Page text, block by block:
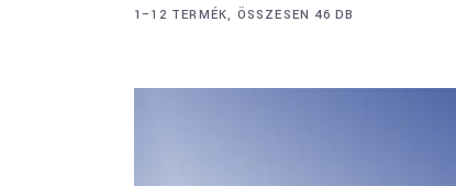
Termék címkék
1–12 TERMÉK, ÖSSZESEN 46 DB